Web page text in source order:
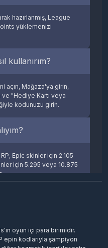
hazırlanmış, League
yüklemenizi
kullanırım?
açın, Mağaza'ya girin,
ve "Hediye Kartı veya
kodunuzu girin.
Epic skinler için 2.105
için 5.295 veya 10.875
çalışır
Türkiye
EU West
oyun içi para birimidir.
epin kodlarıyla şampiyon